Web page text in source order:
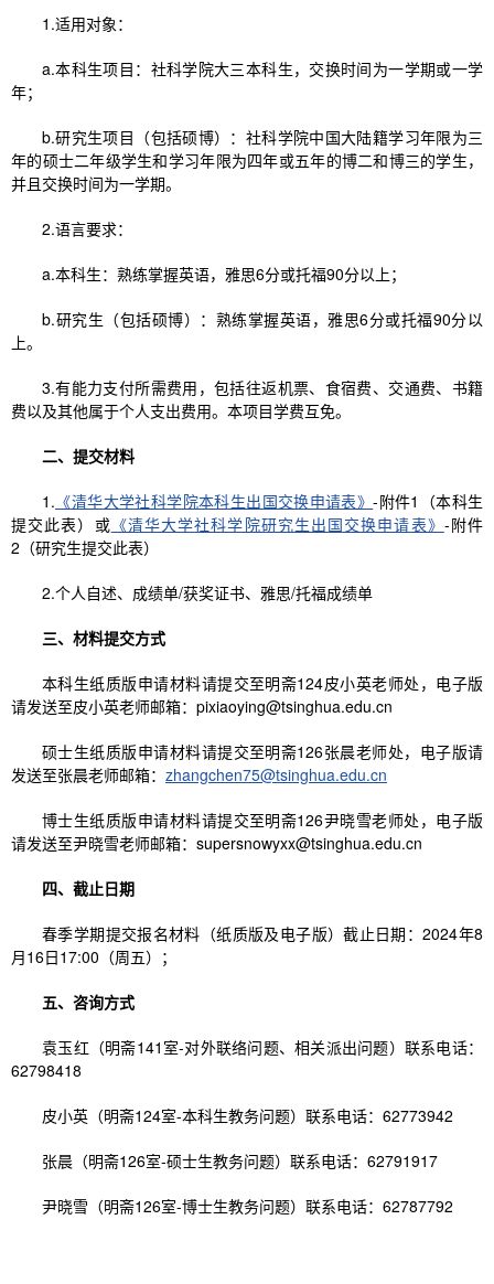
1.适用对象：
a.本科生项目：社科学院大三本科生，交换时间为一学期或一学
年；
b.研究生项目（包括硕博）：社科学院中国大陆籍学习年限为三
年的硕士二年级学生和学习年限为四年或五年的博二和博三的学生，
并且交换时间为一学期。
2.语言要求：
a.本科生：熟练掌握英语，雅思6分或托福90分以上；
b.研究生（包括硕博）：熟练掌握英语，雅思6分或托福90分以
上。
3.有能力支付所需费用，包括往返机票、食宿费、交通费、书籍
费以及其他属于个人支出费用。本项目学费互免。
二、提交材料
1. 《清华大学社科学院本科生出国交换申请表》-附件1（本科生
提交此表）或 《清华大学社科学院研究生出国交换申请表》 -附件
2（研究生提交此表）
2.个人自述、成绩单/获奖证书、雅思/托福成绩单
三、材料提交方式
本科生纸质版申请材料请提交至明斋124皮小英老师处，电子版
请发送至皮小英老师邮箱：pixiaoying@tsinghua.edu.cn
硕士生纸质版申请材料请提交至明斋126张晨老师处，电子版请
发送至张晨老师邮箱： zhangchen75@tsinghua.edu.cn
博士生纸质版申请材料请提交至明斋126尹晓雪老师处，电子版
请发送至尹晓雪老师邮箱：supersnowyxx@tsinghua.edu.cn
四、截止日期
春季学期提交报名材料（纸质版及电子版）截止日期：2024年8
月16日17:00（周五）；
五、咨询方式
袁玉红（明斋141室-对外联络问题、相关派出问题）联系电话：
62798418
皮小英（明斋124室-本科生教务问题）联系电话：62773942
张晨（明斋126室-硕士生教务问题）联系电话：62791917
尹晓雪（明斋126室-博士生教务问题）联系电话：62787792